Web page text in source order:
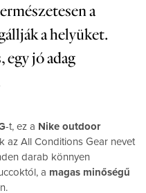
a
a helyüket.
jó adag
-t, ez a Nike outdoor
az All Conditions Gear nevet
darab könnyen
a magas minőségű